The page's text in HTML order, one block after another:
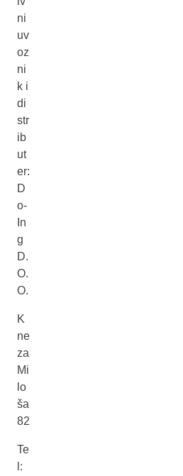
ni
uv
oz
ni
k i
di
str
ib
ut
er:
D
o-
In
g
D.
O.
O.
K
ne
za
Mi
lo
ša
82
Te
l: